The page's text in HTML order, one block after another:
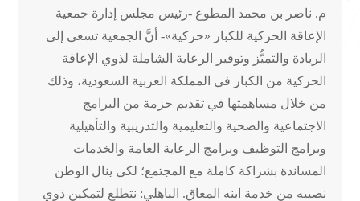
م. ناصر بن محمد المطوع -رئيس مجلس إدارة جمعية
الإعاقة الحركية للكبار «حركية»- أنَّ الجمعية تسعى إلى
الريادة والتميُّز وتوفير الرعاية الشاملة لذوي الإعاقة
الحركية من الكبار في المملكة العربية السعودية، وذلك
من خلال مساهمتها في تقديم حزمة من البرامج
الاجتماعية والصحية والتعليمية والتدريبية والتأهيلية
وبرامج التوظيف وبرامج الرعاية العامة والخدمات
المساندة بشراكة كاملة مع المجتمع؛ لكي ينال الوطن
نصيبه من خدمة ابنه المعاق. الباهلي: نتطلع لتمكين ذوي